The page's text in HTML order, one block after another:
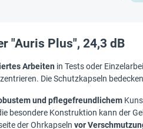
"Auris Plus", 24,3 dB
Arbeiten in Tests oder
Die Schutzkapseln
und pflegefreundlichem
besondere Konstruktion kann der
der Ohrkapseln vor